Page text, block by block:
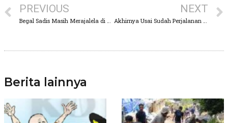
PREVIOUS NEXT
Berita lainnya